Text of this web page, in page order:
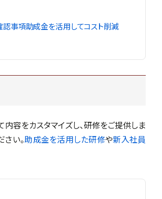
認事項助成金を活用してコスト削減
容をカスタマイズし、研修をご提供しま
さい。助成金を活用した研修や新入社員